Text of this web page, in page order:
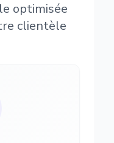
optimisée
clientèle